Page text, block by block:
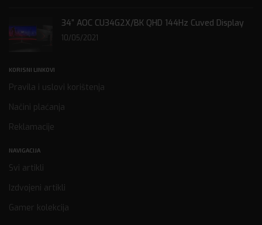
34” AOC CU34G2X/BK QHD 144Hz Cuved Display
10/05/2021
KORISNI LINKOVI
Pravila i uslovi korištenja
Načini plaćanja
Reklamacije
NAVIGACIJA
Svi artikli
Izdvojeni artikli
Gamer kolekcija